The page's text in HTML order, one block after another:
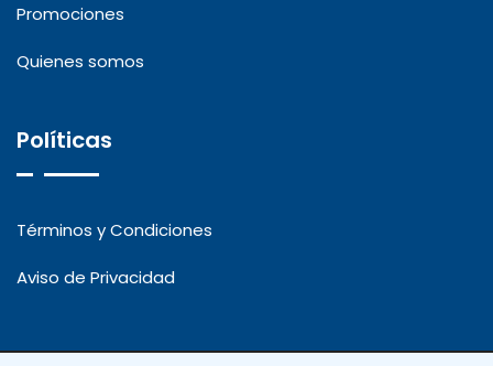
Promociones
Quienes somos
Políticas
Términos y Condiciones
Aviso de Privacidad